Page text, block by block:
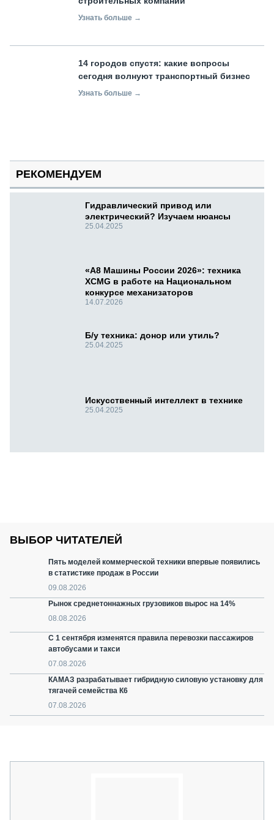
Узнать больше →
14 городов спустя: какие вопросы
сегодня волнуют транспортный бизнес
Узнать больше →
РЕКОМЕНДУЕМ
Гидравлический привод или
электрический? Изучаем нюансы
25.04.2025
«А8 Машины России 2026»: техника
XCMG в работе на Национальном
конкурсе механизаторов
14.07.2026
Б/у техника: донор или утиль?
25.04.2025
Искусственный интеллект в технике
25.04.2025
ВЫБОР ЧИТАТЕЛЕЙ
Пять моделей коммерческой техники впервые появились
в статистике продаж в России
09.08.2026
Рынок среднетоннажных грузовиков вырос на 14%
08.08.2026
С 1 сентября изменятся правила перевозки пассажиров
автобусами и такси
07.08.2026
КАМАЗ разрабатывает гибридную силовую установку для
тягачей семейства К6
07.08.2026